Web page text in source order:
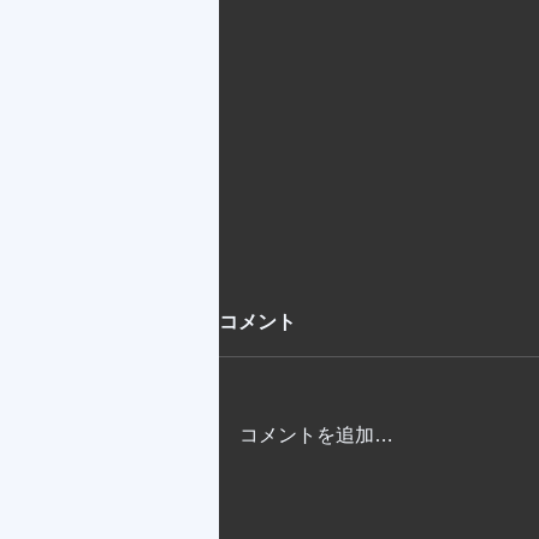
３学年合同 夏合宿
コメント
コメントを追加…